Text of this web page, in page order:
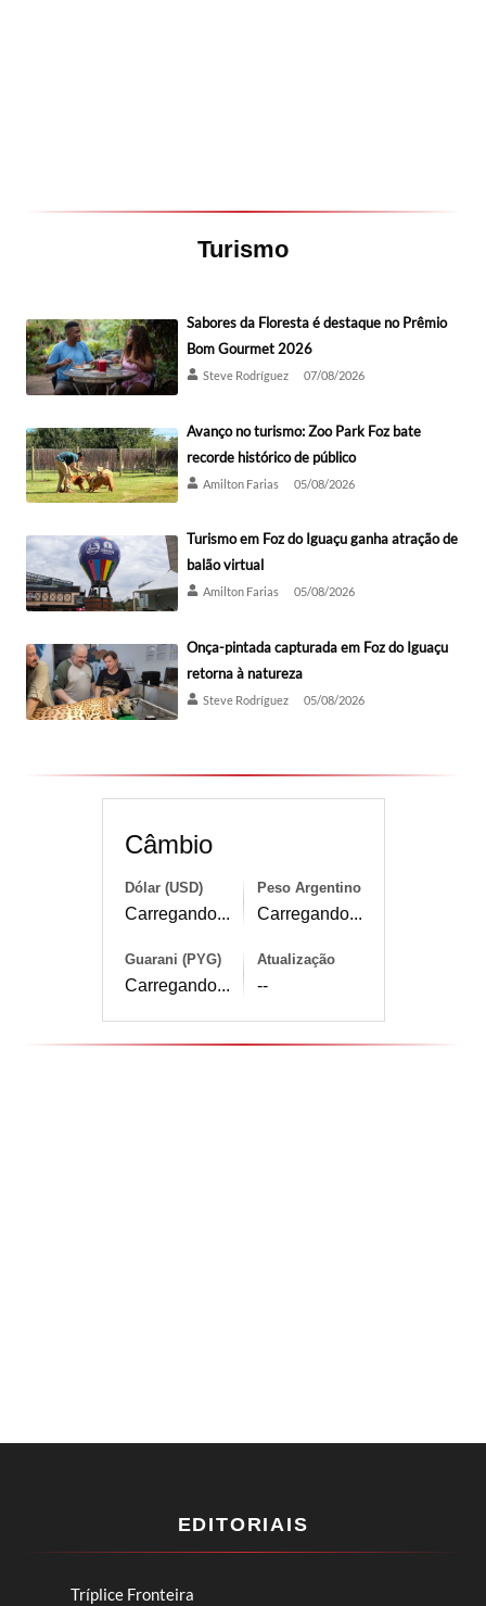
Turismo
Sabores da Floresta é destaque no Prêmio
Bom Gourmet 2026
Steve Rodríguez 07/08/2026
Avanço no turismo: Zoo Park Foz bate
recorde histórico de público
Amilton Farias 05/08/2026
Turismo em Foz do Iguaçu ganha atração de
balão virtual
Amilton Farias 05/08/2026
Onça-pintada capturada em Foz do Iguaçu
retorna à natureza
Steve Rodríguez 05/08/2026
Câmbio
Dólar (USD)
Carregando...
Peso Argentino
Carregando...
Guarani (PYG)
Carregando...
Atualização
--
EDITORIAIS
Tríplice Fronteira